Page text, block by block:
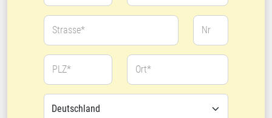
Strasse* Nr
PLZ* Ort*